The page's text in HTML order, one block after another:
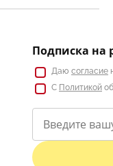
Подписка на
Даю согласие
С Политикой